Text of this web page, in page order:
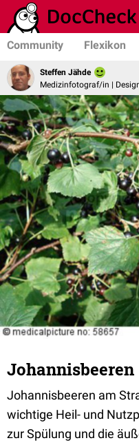
Community Flexikon
Steffen Jähde
Medizinfotograf/in |
Johannisbeeren
Johannisbeeren am
wichtige Heil- und
zur Spülung und die